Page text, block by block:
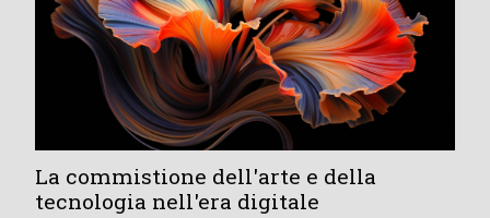
La commistione dell'arte e della
tecnologia nell'era digitale